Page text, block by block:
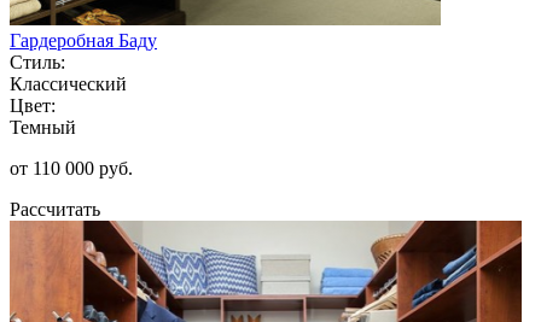
Гардеробная Баду
Стиль:
Классический
Цвет:
Темный
от 110 000 руб.
Рассчитать